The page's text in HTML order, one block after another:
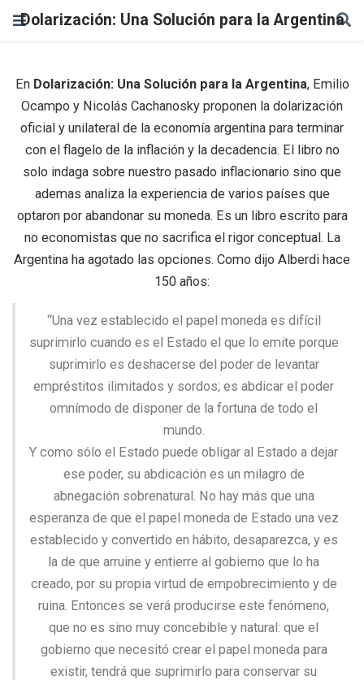
Dolarización: Una Solución para la Argentina
En Dolarización: Una Solución para la Argentina, Emilio
Ocampo y Nicolás Cachanosky proponen la dolarización
oficial y unilateral de la economía argentina para terminar
con el flagelo de la inflación y la decadencia. El libro no
solo indaga sobre nuestro pasado inflacionario sino que
ademas analiza la experiencia de varios países que
optaron por abandonar su moneda. Es un libro escrito para
no economistas que no sacrifica el rigor conceptual. La
Argentina ha agotado las opciones. Como dijo Alberdi hace
150 años:
“Una vez establecido el papel moneda es difícil
suprimirlo cuando es el Estado el que lo emite porque
suprimirlo es deshacerse del poder de levantar
empréstitos ilimitados y sordos; es abdicar el poder
omnímodo de disponer de la fortuna de todo el
mundo.
Y como sólo el Estado puede obligar al Estado a dejar
ese poder, su abdicación es un milagro de
abnegación sobrenatural. No hay más que una
esperanza de que el papel moneda de Estado una vez
establecido y convertido en hábito, desaparezca, y es
la de que arruine y entierre al gobierno que lo ha
creado, por su propia virtud de empobrecimiento y de
ruina. Entonces se verá producirse este fenómeno,
que no es sino muy concebible y natural: que el
gobierno que necesitó crear el papel moneda para
existir, tendrá que suprimirlo para conservar su